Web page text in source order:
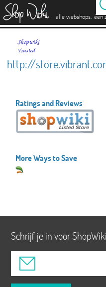
alle webshops. één
http://
Ratings and Reviews
More Ways to Save
Schrijf je in voor